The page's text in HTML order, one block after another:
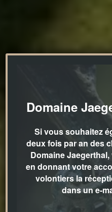
Domaine
Si vous souhaitez
deux fois par an des
Domaine Jaegerthal,
en donnant votre
volontiers la
dans un e-